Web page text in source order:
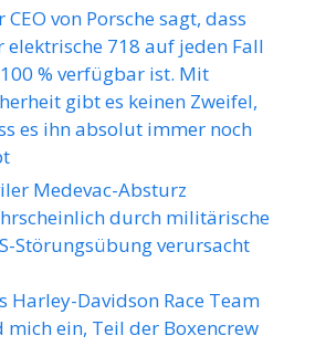
CEO von Porsche sagt, dass
elektrische 718 auf jeden Fall
% verfügbar ist. Mit
gibt es keinen Zweifel,
es ihn absolut immer noch
Medevac-Absturz
durch militärische
Störungsübung verursacht
Harley-Davidson Race Team
mich ein, Teil der Boxencrew